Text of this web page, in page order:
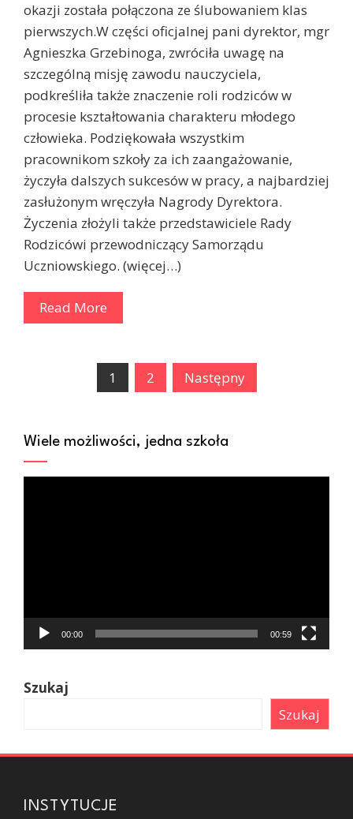
okazji została połączona ze ślubowaniem klas
pierwszych.W części oficjalnej pani dyrektor, mgr
Agnieszka Grzebinoga, zwróciła uwagę na
szczególną misję zawodu nauczyciela,
podkreśliła także znaczenie roli rodziców w
procesie kształtowania charakteru młodego
człowieka. Podziękowała wszystkim
pracownikom szkoły za ich zaangażowanie,
życzyła dalszych sukcesów w pracy, a najbardziej
zasłużonym wręczyła Nagrody Dyrektora.
Życzenia złożyli także przedstawiciele Rady
Rodzicówi przewodniczący Samorządu
Uczniowskiego. (więcej…)
Read More
Stronicowanie
1 2 Następny
Wiele możliwości, jedna szkoła
00:00 00:59
Szukaj
Szukaj
INSTYTUCJE